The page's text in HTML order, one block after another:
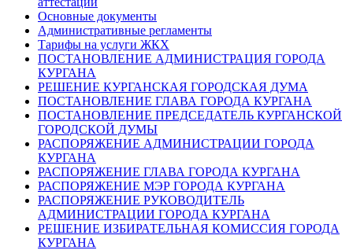
Основные документы
Административные регламенты
Тарифы на услуги ЖКХ
ПОСТАНОВЛЕНИЕ АДМИНИСТРАЦИЯ ГОРОДА
КУРГАНА
РЕШЕНИЕ КУРГАНСКАЯ ГОРОДСКАЯ ДУМА
ПОСТАНОВЛЕНИЕ ГЛАВА ГОРОДА КУРГАНА
ПОСТАНОВЛЕНИЕ ПРЕДСЕДАТЕЛЬ КУРГАНСКОЙ
ГОРОДСКОЙ ДУМЫ
РАСПОРЯЖЕНИЕ АДМИНИСТРАЦИИ ГОРОДА
КУРГАНА
РАСПОРЯЖЕНИЕ ГЛАВА ГОРОДА КУРГАНА
РАСПОРЯЖЕНИЕ МЭР ГОРОДА КУРГАНА
РАСПОРЯЖЕНИЕ РУКОВОДИТЕЛЬ
АДМИНИСТРАЦИИ ГОРОДА КУРГАНА
РЕШЕНИЕ ИЗБИРАТЕЛЬНАЯ КОМИССИЯ ГОРОДА
КУРГАНА